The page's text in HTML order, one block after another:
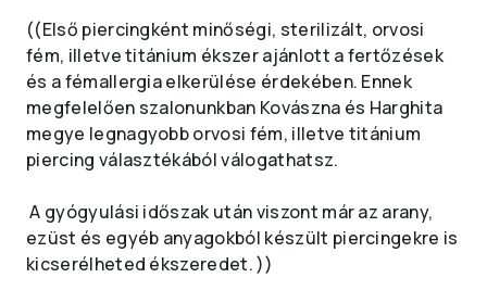
((Első piercingként minőségi, sterilizált, orvosi
fém, illetve titánium ékszer ajánlott a fertőzések
és a fémallergia elkerülése érdekében. Ennek
megfelelően szalonunkban Kovászna és Harghita
megye legnagyobb orvosi fém, illetve titánium
piercing választékából válogathatsz.
​ A gyógyulási időszak után viszont már az arany,
ezüst és egyéb anyagokból készült piercingekre is
kicserélheted ékszeredet. ))